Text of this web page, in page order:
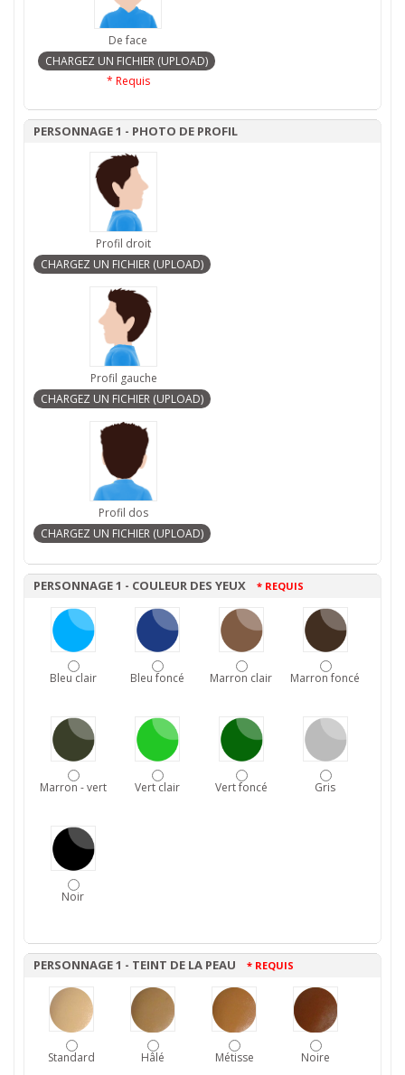
De face
* Requis
PERSONNAGE 1 - PHOTO DE PROFIL
Profil droit
Profil gauche
Profil dos
PERSONNAGE 1 - COULEUR DES YEUX * REQUIS
Bleu clair Bleu foncé Marron clair Marron foncé
Marron - vert Vert clair Vert foncé Gris
Noir
PERSONNAGE 1 - TEINT DE LA PEAU * REQUIS
Standard Hâlé Métisse Noire